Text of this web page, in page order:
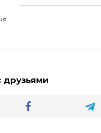
друзьями